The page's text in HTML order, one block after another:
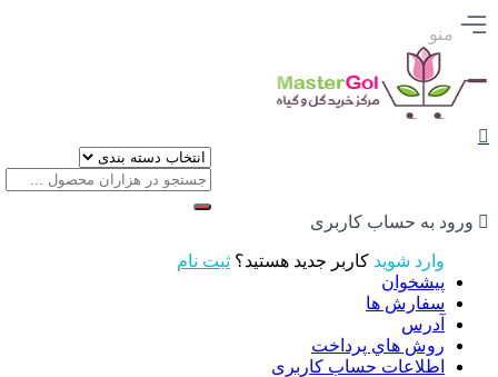
منو
ورود به حساب کاربری
وارد شوید کاربر جدید هستید؟ ثبت نام
پیشخوان
سفارش ها
آدرس
روش هاي پرداخت
اطلاعات حساب كاربری